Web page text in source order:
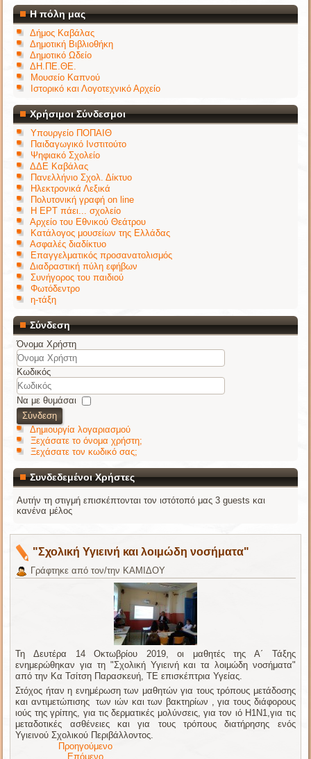
Η πόλη μας
Δήμος Καβάλας
Δημοτική Βιβλιοθήκη
Δημοτικό Ωδείο
ΔΗ.ΠΕ.ΘΕ.
Μουσείο Καπνού
Ιστορικό και Λογοτεχνικό Αρχείο
Χρήσιμοι Σύνδεσμοι
Υπουργείο ΠΟΠΑΙΘ
Παιδαγωγικό Ινστιτούτο
Ψηφιακό Σχολείο
ΔΔΕ Καβάλας
Πανελλήνιο Σχολ. Δίκτυο
Ηλεκτρονικά Λεξικά
Πολυτονική γραφή on line
Η ΕΡΤ πάει... σχολείο
Αρχείο του Εθνικού Θεάτρου
Κατάλογος μουσείων της Ελλάδας
Ασφαλές διαδίκτυο
Επαγγελματικός προσανατολισμός
Διαδραστική πύλη εφήβων
Συνήγορος του παιδιού
Φωτόδεντρο
η-τάξη
Σύνδεση
Όνομα Χρήστη
Κωδικός
Να με θυμάσαι
Σύνδεση
Δημιουργία λογαριασμού
Ξεχάσατε το όνομα χρήστη;
Ξεχάσατε τον κωδικό σας;
Συνδεδεμένοι Χρήστες
Αυτήν τη στιγμή επισκέπτονται τον ιστότοπό μας 3 guests και
κανένα μέλος
"Σχολική Υγιεινή και λοιμώδη νοσήματα"
Γράφτηκε από τον/την ΚΑΜΙΔΟΥ
Τη Δευτέρα 14 Οκτωβρίου 2019, οι μαθητές της Α΄ Τάξης
ενημερώθηκαν για τη "Σχολική Υγιεινή και τα λοιμώδη νοσήματα"
από την Κα Τσίτση Παρασκευή, ΤΕ επισκέπτρια Υγείας.
Στόχος ήταν η ενημέρωση των μαθητών για τους τρόπους μετάδοσης
και αντιμετώπισης των ιών και των βακτηρίων , για τους διάφορους
ιούς της γρίπης, για τις δερματικές μολύνσεις, για τον ιό Η1Ν1,για τις
μεταδοτικές ασθένειες και για τους τρόπους διατήρησης ενός
Υγιεινού Σχολικού Περιβάλλοντος.
Προηγούμενο
Επόμενο